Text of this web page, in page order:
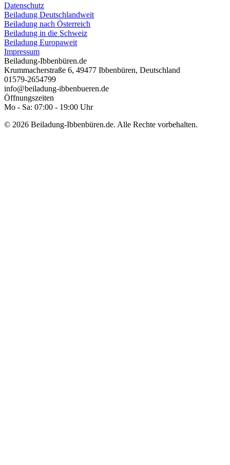
Datenschutz
Beiladung Deutschlandweit
Beiladung nach Österreich
Beiladung in die Schweiz
Beiladung Europaweit
Impressum
Beiladung-Ibbenbüren.de
Krummacherstraße 6, 49477 Ibbenbüren, Deutschland
01579-2654799
info@beiladung-ibbenbueren.de
Öffnungszeiten
Mo - Sa: 07:00 - 19:00 Uhr
© 2026 Beiladung-Ibbenbüren.de. Alle Rechte vorbehalten.